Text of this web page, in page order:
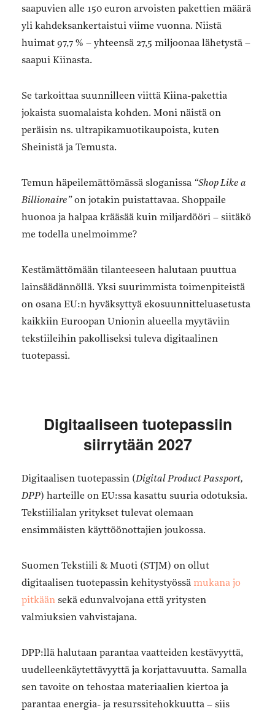
saapuvien alle 150 euron arvoisten pakettien määrä
yli kahdeksankertaistui viime vuonna. Niistä
huimat 97,7 % – yhteensä 27,5 miljoonaa lähetystä –
saapui Kiinasta.
Se tarkoittaa suunnilleen viittä Kiina-pakettia
jokaista suomalaista kohden. Moni näistä on
peräisin ns. ultrapikamuotikaupoista, kuten
Sheinistä ja Temusta.
Temun häpeilemättömässä sloganissa “Shop Like a
Billionaire” on jotakin puistattavaa. Shoppaile
huonoa ja halpaa krääsää kuin miljardööri – siitäkö
me todella unelmoimme?
Kestämättömään tilanteeseen halutaan puuttua
lainsäädännöllä. Yksi suurimmista toimenpiteistä
on osana EU:n hyväksyttyä ekosuunnitteluasetusta
kaikkiin Euroopan Unionin alueella myytäviin
tekstiileihin pakolliseksi tuleva digitaalinen
tuotepassi.
Digitaaliseen tuotepassiin
siirrytään 2027
Digitaalisen tuotepassin (Digital Product Passport,
DPP) harteille on EU:ssa kasattu suuria odotuksia.
Tekstiilialan yritykset tulevat olemaan
ensimmäisten käyttöönottajien joukossa.
Suomen Tekstiili & Muoti (STJM) on ollut
digitaalisen tuotepassin kehitystyössä mukana jo
pitkään sekä edunvalvojana että yritysten
valmiuksien vahvistajana.
DPP:llä halutaan parantaa vaatteiden kestävyyttä,
uudelleenkäytettävyyttä ja korjattavuutta. Samalla
sen tavoite on tehostaa materiaalien kiertoa ja
parantaa energia- ja resurssitehokkuutta – siis